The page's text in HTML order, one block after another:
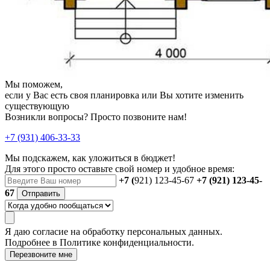
Мы поможем,
если у Вас есть своя планировка или Вы хотите изменить
существующую
Возникли вопросы? Просто позвоните нам!
+7 (931) 406-33-33
Мы подскажем, как уложиться в бюджет!
Для этого просто оставьте свой номер и удобное время:
+7 (921) 123-45-67 +7 (921) 123-45-
67
Отправить
Я даю согласие на обработку персональных данных.
Подробнее в Политике конфиденциальности.
Перезвоните мне